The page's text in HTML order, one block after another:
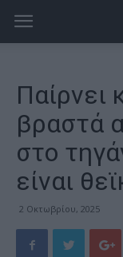
Παίρνει
βραστά
στο
είναι
2 Οκτωβρίου, 2025